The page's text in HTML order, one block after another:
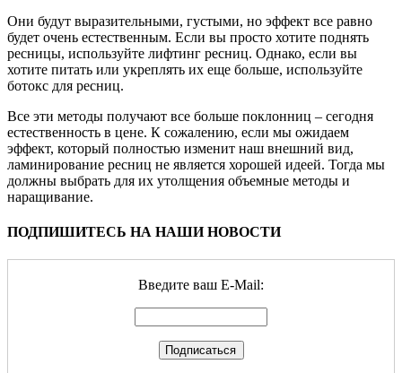
Они будут выразительными, густыми, но эффект все равно
будет очень естественным. Если вы просто хотите поднять
ресницы, используйте лифтинг ресниц. Однако, если вы
хотите питать или укреплять их еще больше, используйте
ботокс для ресниц.
Все эти методы получают все больше поклонниц – сегодня
естественность в цене. К сожалению, если мы ожидаем
эффект, который полностью изменит наш внешний вид,
ламинирование ресниц не является хорошей идеей. Тогда мы
должны выбрать для их утолщения объемные методы и
наращивание.
ПОДПИШИТЕСЬ НА НАШИ НОВОСТИ
Введите ваш E-Mail: